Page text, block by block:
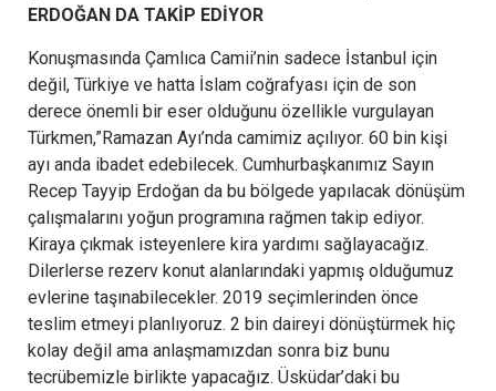
ERDOĞAN DA TAKİP EDİYOR
Konuşmasında Çamlıca Camii’nin sadece İstanbul için
değil, Türkiye ve hatta İslam coğrafyası için de son
derece önemli bir eser olduğunu özellikle vurgulayan
Türkmen,”Ramazan Ayı’nda camimiz açılıyor. 60 bin kişi
ayı anda ibadet edebilecek. Cumhurbaşkanımız Sayın
Recep Tayyip Erdoğan da bu bölgede yapılacak dönüşüm
çalışmalarını yoğun programına rağmen takip ediyor.
Kiraya çıkmak isteyenlere kira yardımı sağlayacağız.
Dilerlerse rezerv konut alanlarındaki yapmış olduğumuz
evlerine taşınabilecekler. 2019 seçimlerinden önce
teslim etmeyi planlıyoruz. 2 bin daireyi dönüştürmek hiç
kolay değil ama anlaşmamızdan sonra biz bunu
tecrübemizle birlikte yapacağız. Üsküdar’daki bu